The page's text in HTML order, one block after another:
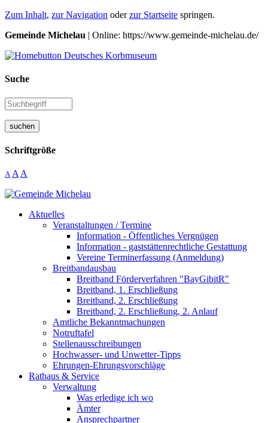
Zum Inhalt, zur Navigation oderzur Startseite springen.
Gemeinde Michelau | Online: https://www.gemeinde-michelau.de/
Suche
suchen
Schriftgröße
A A A
Aktuelles
Veranstaltungen / Termine
Information - Öffentliches Vergnügen
Information - gaststättenrechtliche Gestattung
Vereine Terminerfassung (Anmeldung)
Breitbandausbau
Breitband Förderverfahren "BayGibitR"
Breitband, 1. Erschließung
Breitband, 2. Erschließung
Breitband, 2. Erschließung, 2. Anlauf
Amtliche Bekanntmachungen
Notruftafel
Stellenausschreibungen
Hochwasser- und Unwetter-Tipps
Ehrungen-Ehrungsvorschläge
Rathaus & Service
Verwaltung
Was erledige ich wo
Ämter
Ansprechpartner